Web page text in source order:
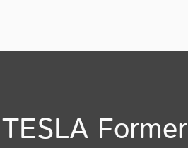
Former